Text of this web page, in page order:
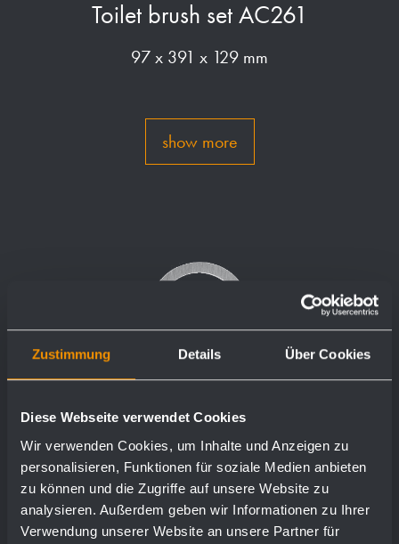
Zustimmung Details Über Cookies
Diese Webseite verwendet Cookies
Wir verwenden Cookies, um Inhalte und Anzeigen zu
personalisieren, Funktionen für soziale Medien anbieten
zu können und die Zugriffe auf unsere Website zu
analysieren. Außerdem geben wir Informationen zu Ihrer
Verwendung unserer Website an unsere Partner für
Toilet brush set AC261
97 x 391 x 129 mm
show more